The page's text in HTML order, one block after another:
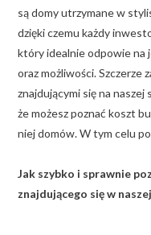
są domy utrzymane w
dzięki czemu każdy
który idealnie odpowie na
oraz możliwości. Szczerze
znajdującymi się na
że możesz poznać koszt
niej domów. W tym celu
Jak szybko i sprawnie
znajdującego się w